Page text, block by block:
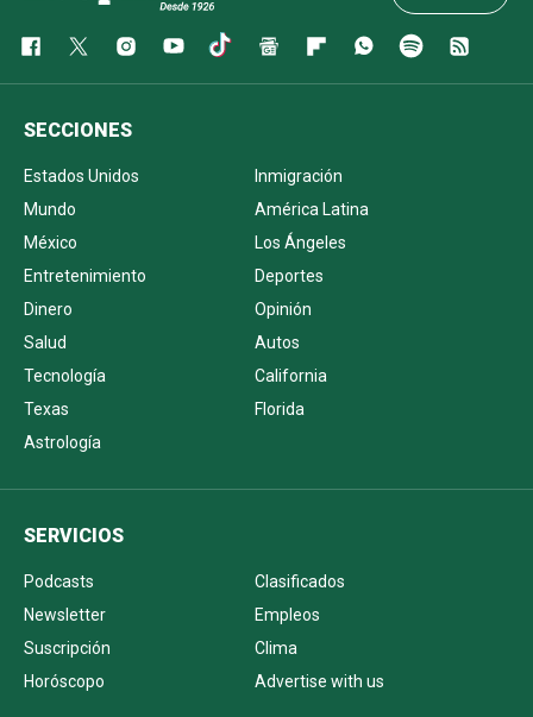
SECCIONES
Estados Unidos
Inmigración
Mundo
América Latina
México
Los Ángeles
Entretenimiento
Deportes
Dinero
Opinión
Salud
Autos
Tecnología
California
Texas
Florida
Astrología
SERVICIOS
Podcasts
Clasificados
Newsletter
Empleos
Suscripción
Clima
Horóscopo
Advertise with us